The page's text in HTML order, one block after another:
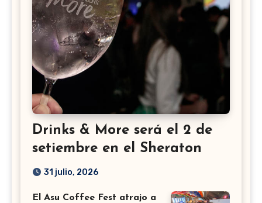
Drinks & More será el 2 de
setiembre en el Sheraton
31 julio, 2026
El Asu Coffee Fest atrajo a